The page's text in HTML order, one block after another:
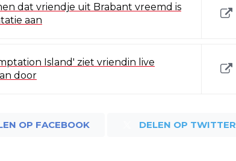
dat vriendje uit Brabant vreemd is
aan
Island' ziet vriendin live
door
OP FACEBOOK DELEN OP TWITTER